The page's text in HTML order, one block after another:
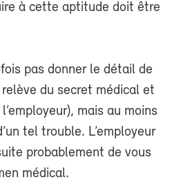
à cette aptitude doit être
pas donner le détail de
du secret médical et
mais au moins
tel trouble. L’employeur
probablement de vous
médical.